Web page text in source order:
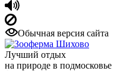
Обычная версия сайта
Лучший отдых
на природе в подмосковье